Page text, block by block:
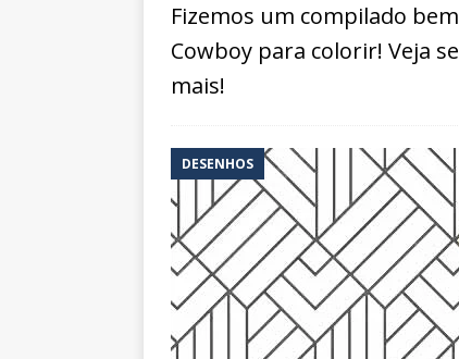
Fizemos um compilado
Cowboy para colorir! Veja
mais!
DESENHOS